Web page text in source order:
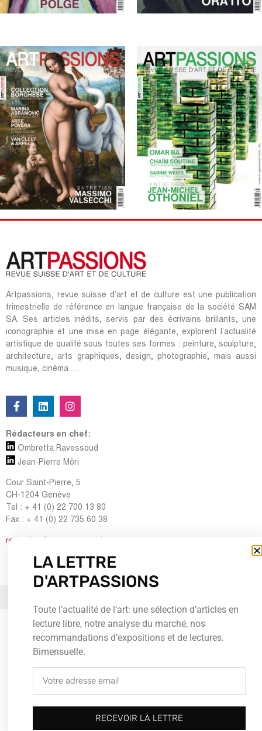
Artpassions, revue suisse d’art et de culture est une publication
trimestrielle de référence en langue française de la société SAM
SA. Ses articles inédits, servis par des écrivains brillants, une
iconographie et une mise en page élégante, explorent l’actualité
artistique de qualité sous toutes ses formes : peinture, sculpture,
architecture, arts graphiques, design, photographie, mais aussi
musique, cinéma …
Rédacteurs en chef:
Ombretta Ravessoud
Jean-Pierre Möri
Cour Saint-Pierre, 5
CH-1204 Genève
Tel : + 41 (0) 22 700 13 80
Fax : + 41 (0) 22 735 60 38
redaction@artpassions.ch
LA LETTRE
D'ARTPASSIONS
Toute l’actualité de l’art: une sélection d’articles en
lecture libre, notre analyse du marché, nos
recommandations d’expositions et de lectures.
Bimensuelle.
RECEVOIR LA LETTRE